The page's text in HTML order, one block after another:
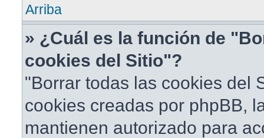
Arriba
» ¿Cuál es la función de
cookies del Sitio"?
"Borrar todas las cookies del
cookies creadas por phpBB,
mantienen autorizado para